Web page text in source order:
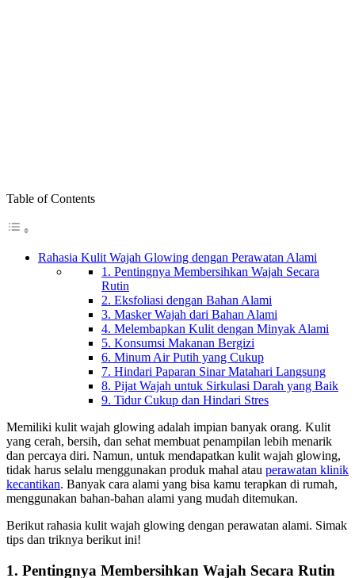
Table of Contents
Rahasia Kulit Wajah Glowing dengan Perawatan Alami
1. Pentingnya Membersihkan Wajah Secara
Rutin
2. Eksfoliasi dengan Bahan Alami
3. Masker Wajah dari Bahan Alami
4. Melembapkan Kulit dengan Minyak Alami
5. Konsumsi Makanan Bergizi
6. Minum Air Putih yang Cukup
7. Hindari Paparan Sinar Matahari Langsung
8. Pijat Wajah untuk Sirkulasi Darah yang Baik
9. Tidur Cukup dan Hindari Stres
Memiliki kulit wajah glowing adalah impian banyak orang. Kulit
yang cerah, bersih, dan sehat membuat penampilan lebih menarik
dan percaya diri. Namun, untuk mendapatkan kulit wajah glowing,
tidak harus selalu menggunakan produk mahal atau perawatan klinik
kecantikan. Banyak cara alami yang bisa kamu terapkan di rumah,
menggunakan bahan-bahan alami yang mudah ditemukan.
Berikut rahasia kulit wajah glowing dengan perawatan alami. Simak
tips dan triknya berikut ini!
1. Pentingnya Membersihkan Wajah Secara Rutin